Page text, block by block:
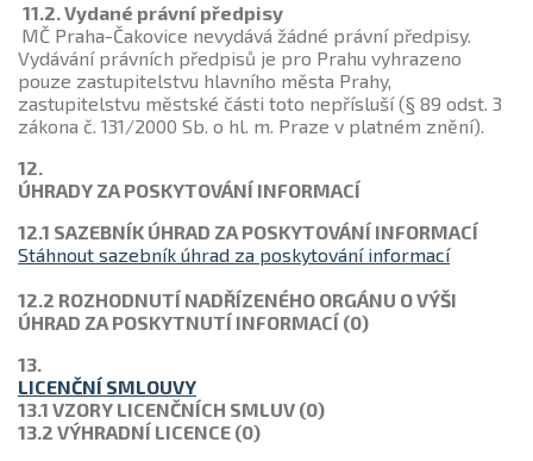
11.2. Vydané právní předpisy
MČ Praha-Čakovice nevydává žádné právní předpisy.
Vydávání právních předpisů je pro Prahu vyhrazeno
pouze zastupitelstvu hlavního města Prahy,
zastupitelstvu městské části toto nepřísluší (§ 89 odst. 3
zákona č. 131/2000 Sb. o hl. m. Praze v platném znění).
12.
ÚHRADY ZA POSKYTOVÁNÍ INFORMACÍ
12.1 SAZEBNÍK ÚHRAD ZA POSKYTOVÁNÍ INFORMACÍ
Stáhnout sazebník úhrad za poskytování informací
12.2 ROZHODNUTÍ NADŘÍZENÉHO ORGÁNU O VÝŠI
ÚHRAD ZA POSKYTNUTÍ INFORMACÍ (0)
13.
LICENČNÍ SMLOUVY
13.1 VZORY LICENČNÍCH SMLUV (0)
13.2 VÝHRADNÍ LICENCE (0)